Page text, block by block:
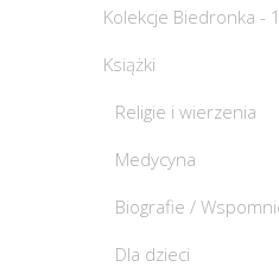
Kolekcje Biedronka -
Książki
Religie i wierzenia
Medycyna
Biografie /
Dla dzieci